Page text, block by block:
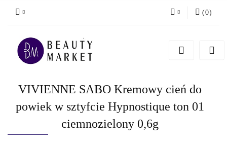
Zarejestruj się
(0)
VIVIENNE SABO Kremowy cień do
powiek w sztyfcie Hypnostique ton 01
ciemnozielony 0,6g